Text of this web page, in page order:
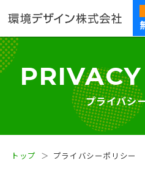
プライバシ
トップ プライバシーポリシー